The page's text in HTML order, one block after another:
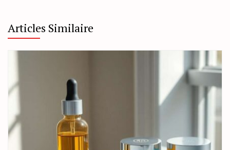
Articles Similaire